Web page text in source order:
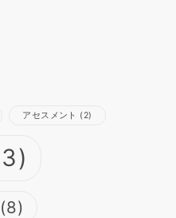
アセスメント (2)
(8)